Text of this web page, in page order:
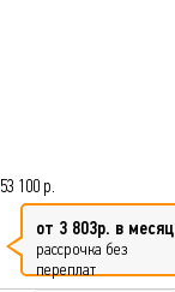
53 100 р.
от 3 803р. в месяц
рассрочка без
переплат